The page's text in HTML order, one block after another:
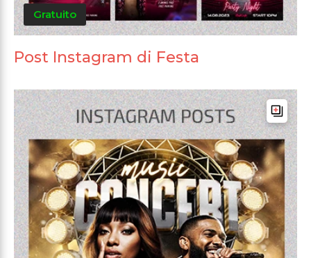
Gratuito
Post Instagram di Festa